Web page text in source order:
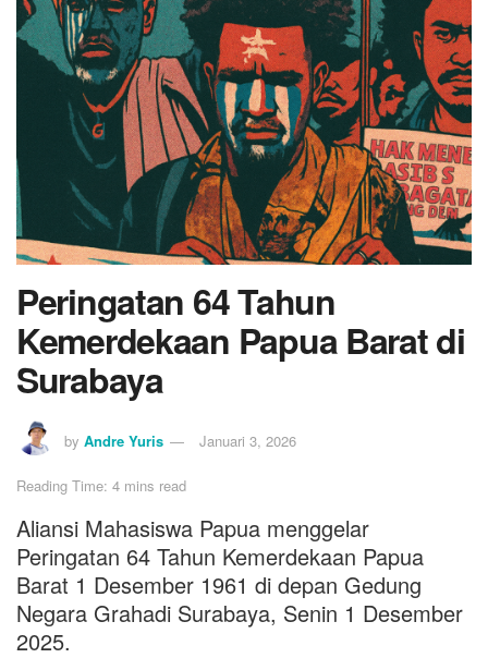
Peringatan 64 Tahun
Kemerdekaan Papua Barat di
Surabaya
by Andre Yuris Januari 3, 2026
Reading Time: 4 mins read
Aliansi Mahasiswa Papua menggelar
Peringatan 64 Tahun Kemerdekaan Papua
Barat 1 Desember 1961 di depan Gedung
Negara Grahadi Surabaya, Senin 1 Desember
2025.